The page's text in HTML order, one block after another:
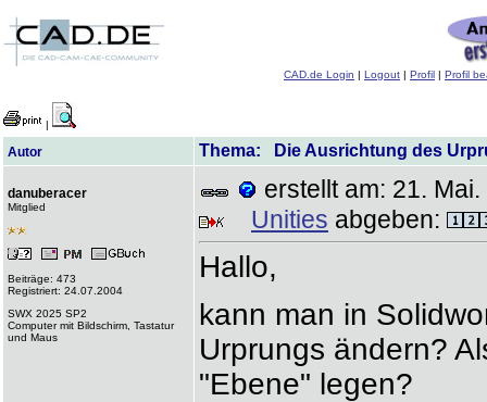
CAD.de Login | Logout | Profil | Profil
|
Autor Thema: Die Ausrichtung des
danuberacer
Mitglied
Beiträge: 473
Registriert: 24.07.2004
SWX 2025 SP2
Computer mit Bildschirm, Tastatur
und Maus
erstellt am: 21.
Unities abgeben:
Hallo,
kann man in
Urprungs ändern?
"Ebene" legen?